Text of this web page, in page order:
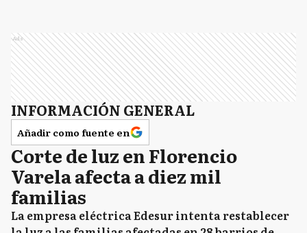
M Merlo
M Monte
MH Monte Hermoso
Ads
INFORMACIÓN GENERAL
Añadir como fuente en
Corte de luz en Florencio
Varela afecta a diez mil
familias
La empresa eléctrica Edesur intenta restablecer